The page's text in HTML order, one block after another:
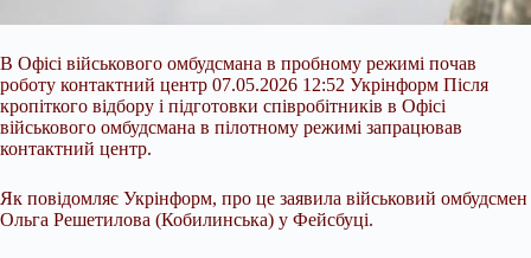
В Офісі військового омбудсмана в пробному режимі почав
роботу контактний центр 07.05.2026 12:52 Укрінформ Після
кропіткого відбору і підготовки співробітників в Офісі
військового омбудсмана в пілотному режимі запрацював
контактний центр.
Як повідомляє Укрінформ, про це заявила військовий омбудсмен
Ольга Решетилова (Кобилинська) у Фейсбуці.